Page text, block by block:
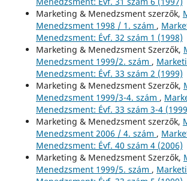
Marketing & Menedzsment szerzők,
Menedzsment 1998 / 1. szám ,
Menedzsment: Évf. 32 szám 1 (1998)
Marketing & Menedzsment Szerzők,
Menedzsment 1999/2. szám ,
Menedzsment: Évf. 33 szám 2 (1999)
Marketing & Menedzsment Szerzők,
Menedzsment 1999/3-4. szám ,
Menedzsment: Évf. 33 szám 3-4
Marketing & Menedzsment szerzők,
Menedzsment 2006 / 4. szám ,
Menedzsment: Évf. 40 szám 4 (2006)
Marketing & Menedzsment Szerzők,
Menedzsment 1999/5. szám ,